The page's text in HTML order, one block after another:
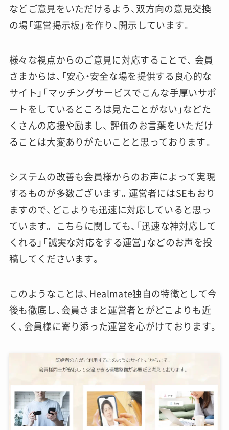
などご意見をいただけるよう、双方向の意見交換
の場「運営掲示板」を作り、開示しています。
様々な視点からのご意見に対応することで、 会員
さまからは、「安心・安全な場を提供する良心的な
サイト」「マッチングサービスでこんな手厚いサポ
ートをしているところは見たことがない」などた
くさんの応援や励まし、 評価のお言葉をいただけ
ることは大変ありがたいことと思っております。
システムの改善も会員様からのお声によって実現
するものが多数ございます。運営者にはSEもおり
ますので、どこよりも迅速に対応していると思っ
ています。 こちらに関しても、「迅速な神対応して
くれる」「誠実な対応をする運営」などのお声を投
稿してくださいます。
このようなことは、Healmate独自の特徴として今
後も徹底し、会員さまと運営者とがどこよりも近
く、会員様に寄り添った運営を心がけております。